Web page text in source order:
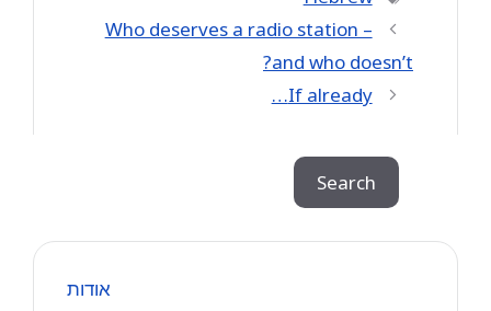
Who deserves a radio station –
and who doesn’t?
If already…
Search
אודות